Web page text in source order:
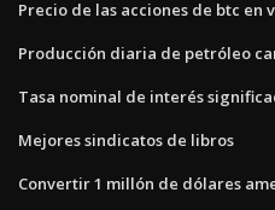
Precio de las acciones de btc en
Producción diaria de petróleo
Tasa nominal de interés
Mejores sindicatos de libros
Convertir 1 millón de dólares